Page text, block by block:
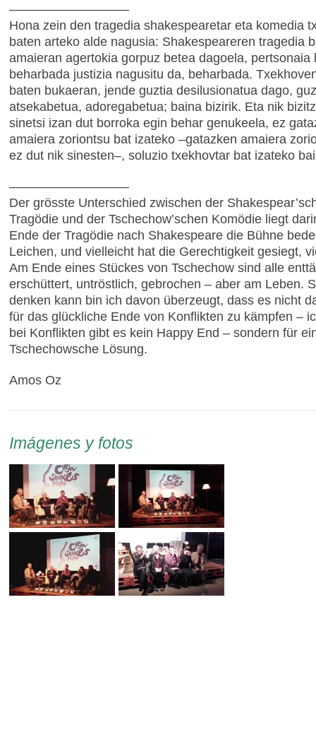
–––––––––––––––––
Hona zein den tragedia shakespearetar eta komedia
baten arteko alde nagusia: Shakespeareren tragedia
amaieran agertokia gorpuz betea dagoela, pertsonaia
beharbada justizia nagusitu da, beharbada.
baten bukaeran, jende guztia desilusionatua dago,
atsekabetua, adoregabetua; baina bizirik. Eta nik
sinetsi izan dut borroka egin behar genukeela, ez
amaiera zoriontsu bat izateko –gatazken amaiera
ez dut nik sinesten–, soluzio txekhovtar bat izateko
–––––––––––––––––
Der grösste Unterschied zwischen der
Tragödie und der Tschechow’schen Komödie liegt
Ende der Tragödie nach Shakespeare die Bühne
Leichen, und vielleicht hat die Gerechtigkeit gesiegt,
Am Ende eines Stückes von Tschechow sind alle
erschüttert, untröstlich, gebrochen – aber am Leben.
denken kann bin ich davon überzeugt, dass es nicht
für das glückliche Ende von Konflikten zu kämpfen –
bei Konflikten gibt es kein Happy End – sondern für
Tschechowsche Lösung.
Amos Oz
Imágenes y fotos